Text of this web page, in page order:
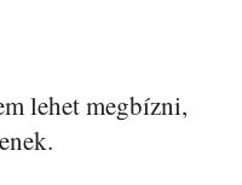
lehet megbízni,